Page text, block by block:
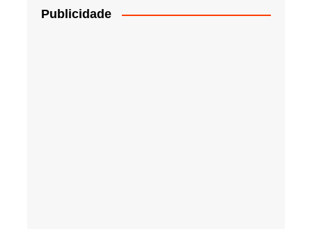
Publicidade